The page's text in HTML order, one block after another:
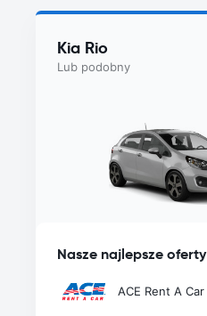
Kia Rio
Lub podobny
Nasze najlepsze oferty
ACE Rent A Car